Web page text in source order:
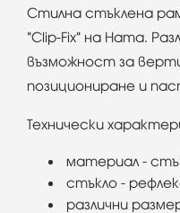
Стилна стъклена
"Clip-Fix" на Hama.
възможност за
позициониране и
Технически
материал -
стъкло -
различни